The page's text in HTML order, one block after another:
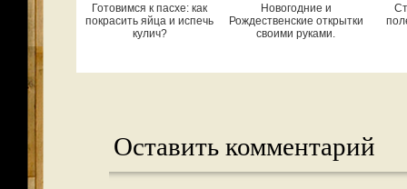
Готовимся к пасхе: как
покрасить яйца и испечь
кулич?
Новогодние и
Рождественские открытки
своими руками.
Оставить комментарий